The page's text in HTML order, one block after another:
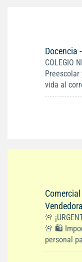
Docencia
COLEGIO
vida al
Vendedora
🚨
🚨 🛍️
personal